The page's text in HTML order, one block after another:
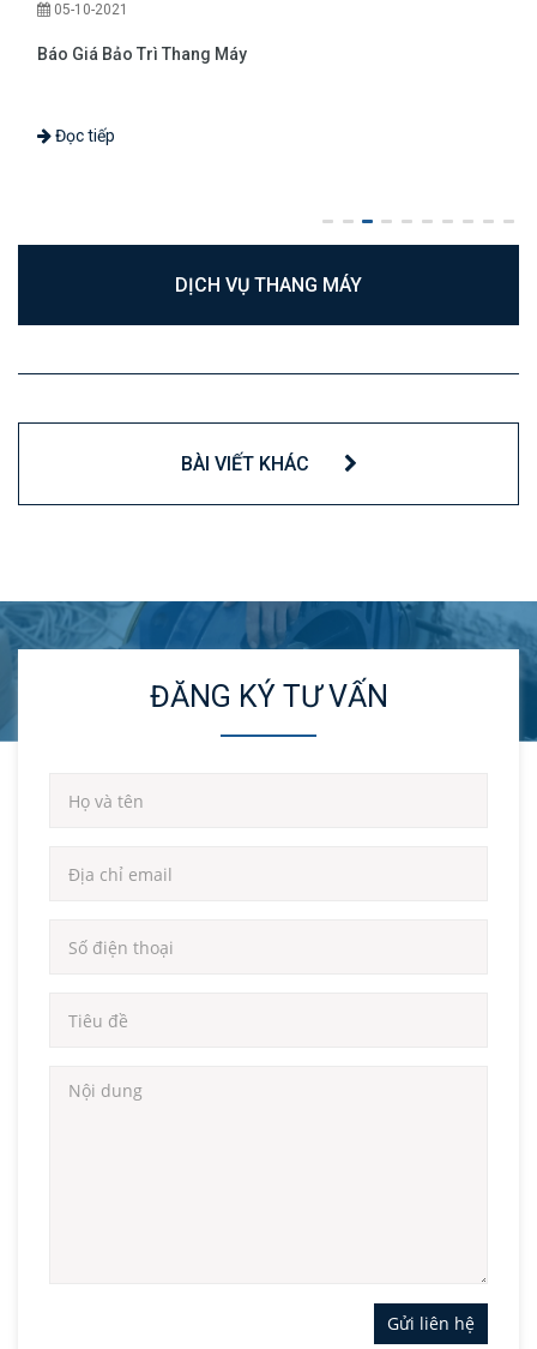
05-10-2021
Báo Giá Bảo Trì Thang Máy
Đọc tiếp
DỊCH VỤ THANG MÁY
BÀI VIẾT KHÁC
ĐĂNG KÝ TƯ VẤN
Gửi liên hệ